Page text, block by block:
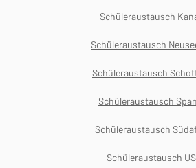
Schüleraustausch
Schüleraustausch
Schüleraustausch
Schüleraustausch
Schüleraustausch
Schüleraustausch